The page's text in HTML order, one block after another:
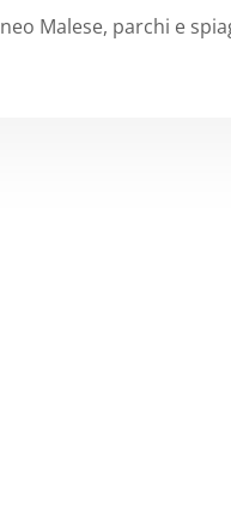
Malese, parchi e